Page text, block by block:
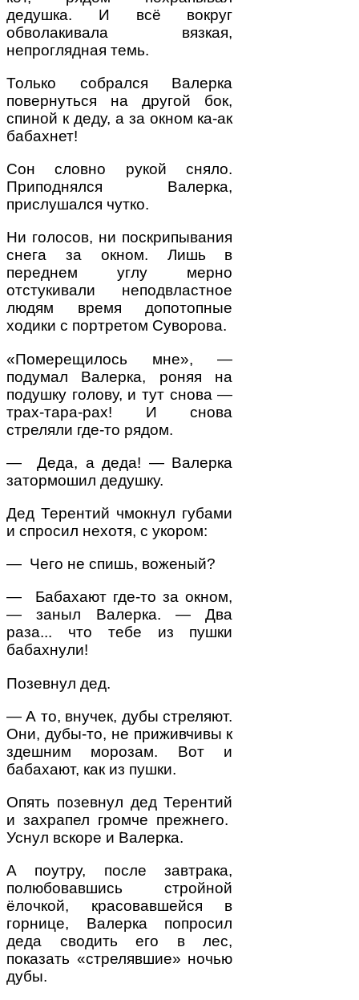
дедушка. И всё вокруг
обволакивала вязкая,
непроглядная темь.
Только собрался Валерка
повернуться на другой бок,
спиной к деду, а за окном ка-ак
бабахнет!
Сон словно рукой сняло.
Приподнялся Валерка,
прислушался чутко.
Ни голосов, ни поскрипывания
снега за окном. Лишь в
переднем углу мерно
отстукивали неподвластное
людям время допотопные
ходики с пор­третом Суворова.
«Померещилось мне», —
подумал Валерка, роняя на
подушку голову, и тут снова —
трах-тара-рах! И снова
стреляли где-то рядом.
— Деда, а деда! — Валерка
затормошил дедушку.
Дед Терентий чмокнул губами
и спросил нехотя, с укором:
— Чего не спишь, воженый?
— Бабахают где-то за окном,
— заныл Валер­ка. — Два
раза... что тебе из пушки
бабахнули!
Позевнул дед.
— А то, внучек, дубы стреляют.
Они, дубы-то, не приживчивы к
здешним морозам. Вот и
бабахают, как из пушки.
Опять позевнул дед Терентий
и захрапел громче прежнего.
Уснул вскоре и Валерка.
А поутру, после завтрака,
полюбовавшись строй­ной
ёлочкой, красовавшейся в
горнице, Валерка попросил
деда сводить его в лес,
показать «стреляв­шие» ночью
дубы.